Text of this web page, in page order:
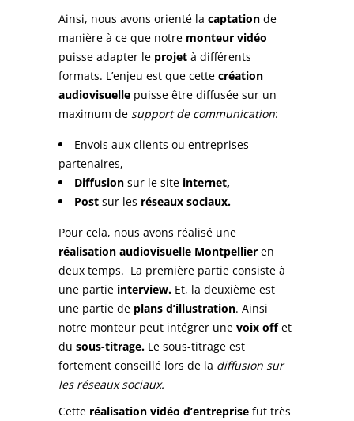
Ainsi, nous avons orienté la captation de
manière à ce que notre monteur vidéo
puisse adapter le projet à différents
formats. L’enjeu est que cette création
audiovisuelle puisse être diffusée sur un
maximum de support de communication:
Envois aux clients ou entreprises
partenaires,
Diffusion sur le site internet,
Post sur les réseaux sociaux.
Pour cela, nous avons réalisé une
réalisation audiovisuelle Montpellier en
deux temps. La première partie consiste à
une partie interview. Et, la deuxième est
une partie de plans d’illustration. Ainsi
notre monteur peut intégrer une voix offet
du sous-titrage. Le sous-titrage est
fortement conseillé lors de la diffusion sur
les réseaux sociaux.
Cette réalisation vidéo d’entreprise fut très